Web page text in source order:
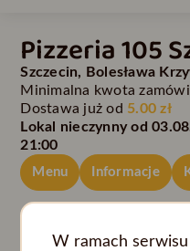
Pizzeria 105
Szczecin, Bolesława
Minimalna kwota
Dostawa już od 5.00 zł
Lokal nieczynny od
21:00
Menu Informacje
W ramach